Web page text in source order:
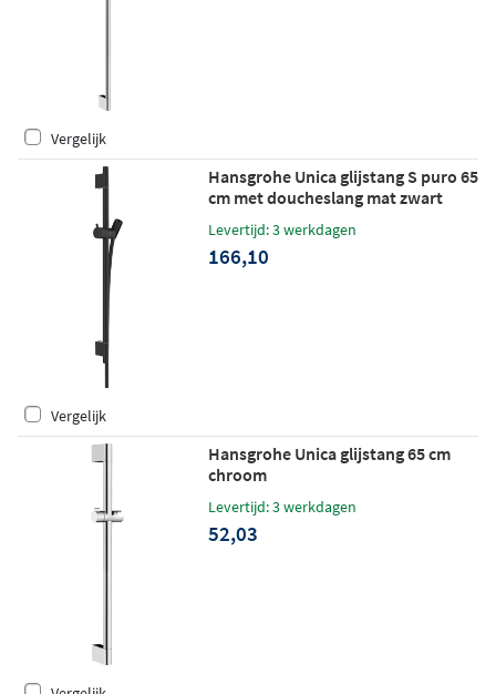
Vergelijk
Hansgrohe Unica glijstang S puro 65
cm met doucheslang mat zwart
Levertijd: 3 werkdagen
166,10
Vergelijk
Hansgrohe Unica glijstang 65 cm
chroom
Levertijd: 3 werkdagen
52,03